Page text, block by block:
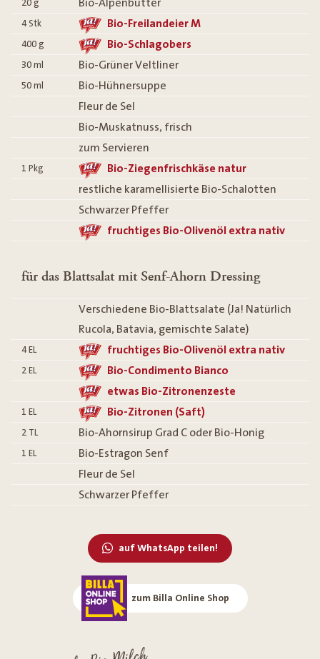
20 g Bio-Alpenbutter
4 Stk Bio-Freilandeier M
400 g Bio-Schlagobers
30 ml Bio-Grüner Veltliner
50 ml
Bio-Hühnersuppe
Fleur de Sel
Bio-Muskatnuss, frisch
zum Servieren
1 Pkg
Bio-Ziegenfrischkäse natur
restliche karamellisierte Bio-Schalotten
Schwarzer Pfeffer
fruchtiges Bio-Olivenöl extra nativ
für das Blattsalat mit Senf-Ahorn Dressing
Verschiedene Bio-Blattsalate (Ja! Natürlich
Rucola, Batavia, gemischte Salate)
4 EL fruchtiges Bio-Olivenöl extra nativ
2 EL
Bio-Condimento Bianco
etwas Bio-Zitronenzeste
1 EL Bio-Zitronen (Saft)
2 TL Bio-Ahornsirup Grad C oder Bio-Honig
1 EL
Bio-Estragon Senf
Fleur de Sel
Schwarzer Pfeffer
auf WhatsApp teilen!
zum Billa Online Shop